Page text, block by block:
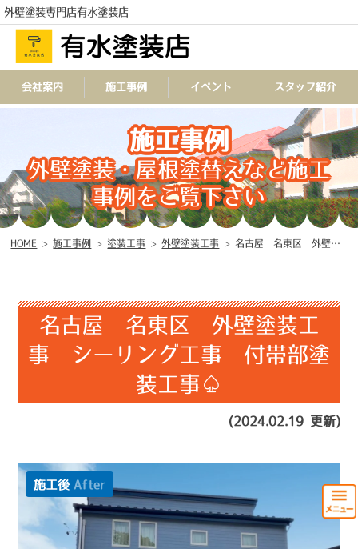
外壁塗装専門店有水塗装店
TEL
会社案内 施工事例 イベント スタッフ紹介
施工事例
外壁塗装・屋根塗替えなど施工
事例をご覧下さい
HOME > 施工事例 > 塗装工事 >外壁塗装工事 >名古屋 名東区 外壁塗装工事 シーリング工事 付帯部塗装工事♤
名古屋 名東区 外壁塗装工
事 シーリング工事 付帯部塗
装工事♤
(2024.02.19 更新)
施工後 After